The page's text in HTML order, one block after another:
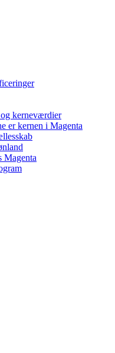
kerneværdier
er kernen i Magenta
Magenta​